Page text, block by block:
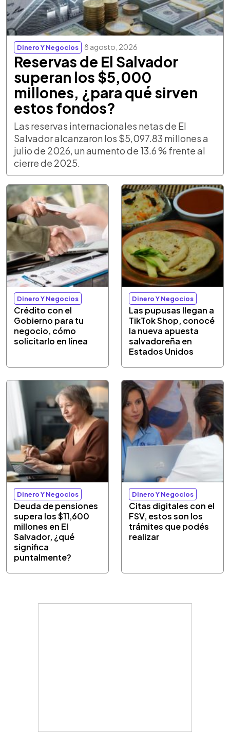
Dinero Y Negocios 8 agosto, 2026
Reservas de El Salvador
superan los $5,000
millones, ¿para qué sirven
estos fondos?
Las reservas internacionales netas de El
Salvador alcanzaron los $5,097.83 millones a
julio de 2026, un aumento de 13.6 % frente al
cierre de 2025.
Dinero Y Negocios
Crédito con el
Gobierno para tu
negocio, cómo
solicitarlo en línea
Dinero Y Negocios
Las pupusas llegan a
TikTok Shop, conocé
la nueva apuesta
salvadoreña en
Estados Unidos
Dinero Y Negocios
Deuda de pensiones
supera los $11,600
millones en El
Salvador, ¿qué
significa
puntalmente?
Dinero Y Negocios
Citas digitales con el
FSV, estos son los
trámites que podés
realizar